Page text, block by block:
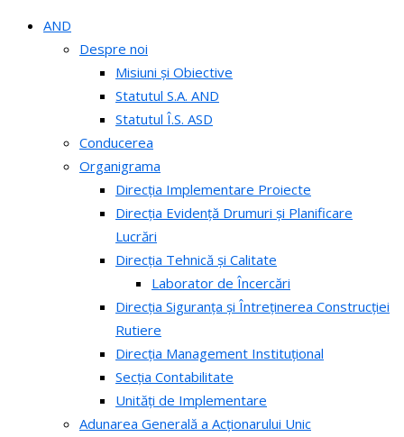
AND
Despre noi
Misiuni și Obiective
Statutul S.A. AND
Statutul Î.S. ASD
Conducerea
Organigrama
Direcția Implementare Proiecte
Direcția Evidență Drumuri și Planificare
Lucrări
Direcția Tehnică și Calitate
Laborator de Încercări
Direcția Siguranța și Întreținerea Construcției
Rutiere
Direcția Management Instituțional
Secția Contabilitate
Unități de Implementare
Adunarea Generală a Acționarului Unic